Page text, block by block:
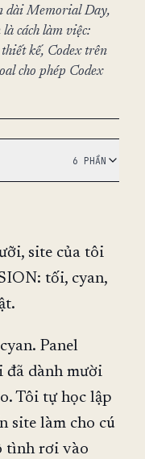
dài Memorial Day,
cách làm việc:
kế, Codex trên
cho phép Codex
6 PHẦN
site của tôi
tối, cyan,
Panel
đã dành mười
Tôi tự học lập
site làm cho cú
tình rơi vào